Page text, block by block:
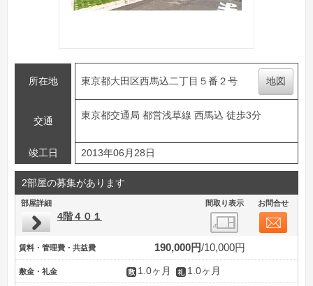
所在地 東京都大田区西馬込二丁目５番２号 地図
交通
東京都交通局 都営浅草線 西馬込 徒歩3分
竣工日 2013年06月28日
2部屋の募集があります
部屋詳細 間取り表示 お問合せ
4階４０１
賃料・管理費・共益費 190,000円 10,000円
敷金・礼金 1.0ヶ月 1.0ヶ月